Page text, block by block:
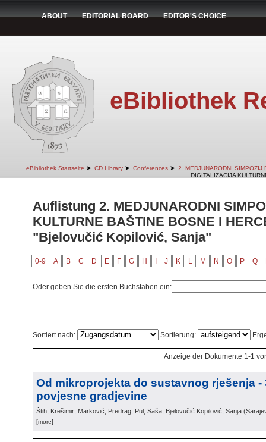
ABOUT EDITORIAL BOARD EDITOR'S CHOICE
eBibliothek
eBibliothek Startseite ➤ CD Library ➤ Conferences ➤ 2. MEDJUNARODNI SIMPOZIJ
DIGITALIZACIJA
Auflistung 2. MEDJUNARODNI
KULTURNE BAŠTINE BOSNE I
"Bjelovučić Kopilović, Sanja"
0-9 A B C D E F G H J K L M N O P Q
Oder geben Sie die ersten Buchstaben ein:
Sortiert nach: Sortierung:
Anzeige der Dokumente 1-1
Od mikroprojekta do sustavnog rješenja -
povjesne gradjevine
Štih, Krešimir; Marković, Predrag; Pul, Saša; Bjelovučić Kopilović, Sanja (
[more]